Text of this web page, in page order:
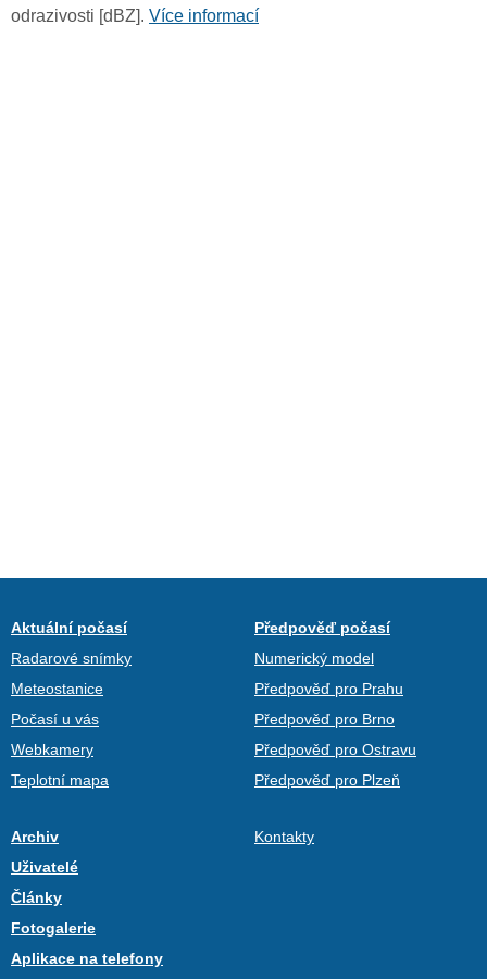
odrazivosti [dBZ]. Více informací
Aktuální počasí
Radarové snímky
Meteostanice
Počasí u vás
Webkamery
Teplotní mapa
Předpověď počasí
Numerický model
Předpověď pro Prahu
Předpověď pro Brno
Předpověď pro Ostravu
Předpověď pro Plzeň
Archiv
Uživatelé
Články
Fotogalerie
Aplikace na telefony
Kontakty